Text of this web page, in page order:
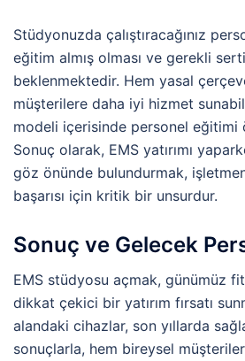
Stüdyonuzda çalıştıracağınız
eğitim almış olması ve gerekli
beklenmektedir. Hem yasal
müşterilere daha iyi hizmet
modeli içerisinde personel eğitimi
Sonuç olarak, EMS yatırımı
göz önünde bulundurmak,
başarısı için kritik bir unsurdur.
Sonuç ve Gelecek
EMS stüdyosu açmak, günümüz
dikkat çekici bir yatırım fırsatı
alandaki cihazlar, son yıllarda
sonuçlarla, hem bireysel